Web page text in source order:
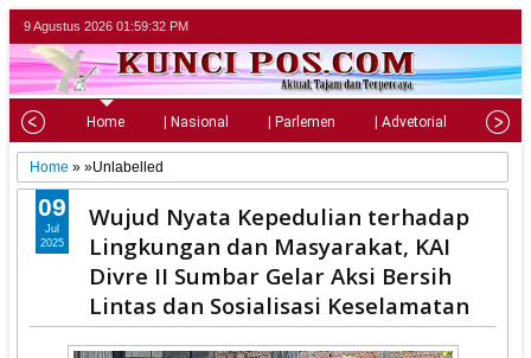
9 Agustus 2026 01:59:33 PM
Home | Nasional | Parlemen | Advetorial |
Home » »Unlabelled
Wujud Nyata Kepedulian terhadap
Lingkungan dan Masyarakat, KAI
Divre II Sumbar Gelar Aksi Bersih
Lintas dan Sosialisasi Keselamatan
09
Jul
2025